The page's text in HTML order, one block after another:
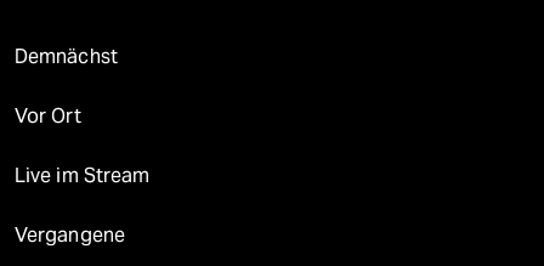
Demnächst
Vor Ort
Live im Stream
Vergangene